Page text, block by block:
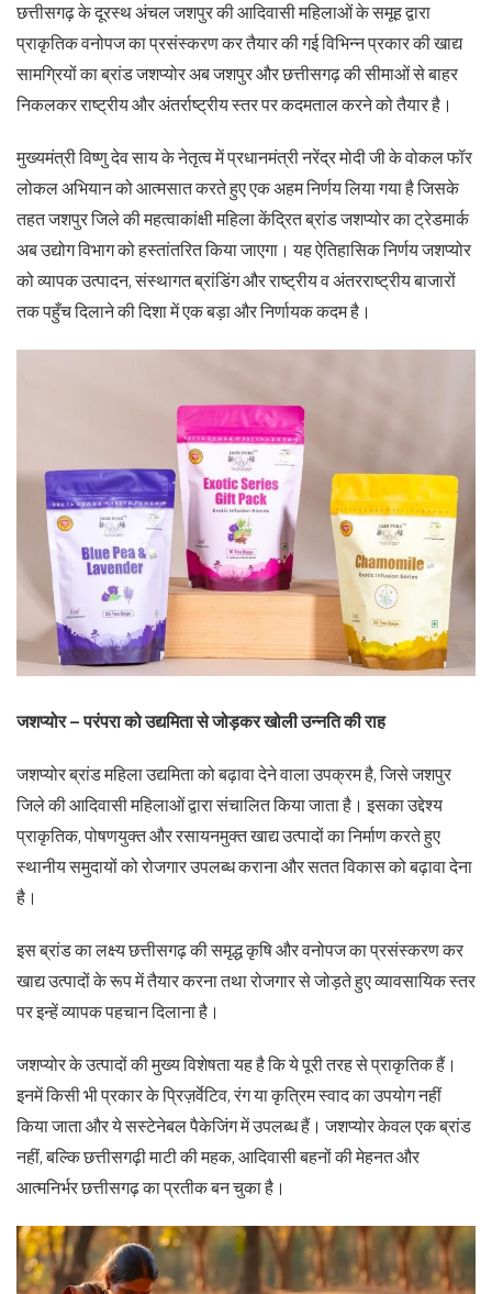
छत्तीसगढ़ के दूरस्थ अंचल जशपुर की आदिवासी महिलाओं के समूह द्वारा
प्राकृतिक वनोपज का प्रसंस्करण कर तैयार की गई विभिन्न प्रकार की खाद्य
सामग्रियों का ब्रांड जशप्योर अब जशपुर और छत्तीसगढ़ की सीमाओं से बाहर
निकलकर राष्ट्रीय और अंतर्राष्ट्रीय स्तर पर कदमताल करने को तैयार है।
मुख्यमंत्री विष्णु देव साय के नेतृत्व में प्रधानमंत्री नरेंद्र मोदी जी के वोकल फॉर
लोकल अभियान को आत्मसात करते हुए एक अहम निर्णय लिया गया है जिसके
तहत जशपुर जिले की महत्वाकांक्षी महिला केंद्रित ब्रांड जशप्योर का ट्रेडमार्क
अब उद्योग विभाग को हस्तांतरित किया जाएगा। यह ऐतिहासिक निर्णय जशप्योर
को व्यापक उत्पादन, संस्थागत ब्रांडिंग और राष्ट्रीय व अंतरराष्ट्रीय बाजारों
तक पहुँच दिलाने की दिशा में एक बड़ा और निर्णायक कदम है।
जशप्योर – परंपरा को उद्यमिता से जोड़कर खोली उन्नति की राह
जशप्योर ब्रांड महिला उद्यमिता को बढ़ावा देने वाला उपक्रम है, जिसे जशपुर
जिले की आदिवासी महिलाओं द्वारा संचालित किया जाता है। इसका उद्देश्य
प्राकृतिक, पोषणयुक्त और रसायनमुक्त खाद्य उत्पादों का निर्माण करते हुए
स्थानीय समुदायों को रोजगार उपलब्ध कराना और सतत विकास को बढ़ावा देना
है।
इस ब्रांड का लक्ष्य छत्तीसगढ़ की समृद्ध कृषि और वनोपज का प्रसंस्करण कर
खाद्य उत्पादों के रूप में तैयार करना तथा रोजगार से जोड़ते हुए व्यावसायिक स्तर
पर इन्हें व्यापक पहचान दिलाना है।
जशप्योर के उत्पादों की मुख्य विशेषता यह है कि ये पूरी तरह से प्राकृतिक हैं।
इनमें किसी भी प्रकार के प्रिज़र्वेटिव, रंग या कृत्रिम स्वाद का उपयोग नहीं
किया जाता और ये सस्टेनेबल पैकेजिंग में उपलब्ध हैं। जशप्योर केवल एक ब्रांड
नहीं, बल्कि छत्तीसगढ़ी माटी की महक, आदिवासी बहनों की मेहनत और
आत्मनिर्भर छत्तीसगढ़ का प्रतीक बन चुका है।